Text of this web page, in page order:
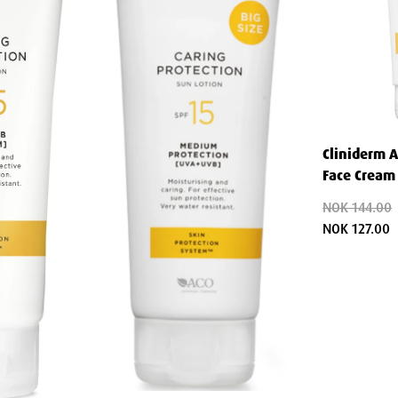
Fluid SPF 50+?
du bader, svetter mye eller tørker av
base.
vann hvis produktet kommer i kontakt
gjenta påføringen regelmessig,
Cliniderm
Face
NOK 144.00
NOK 127.00